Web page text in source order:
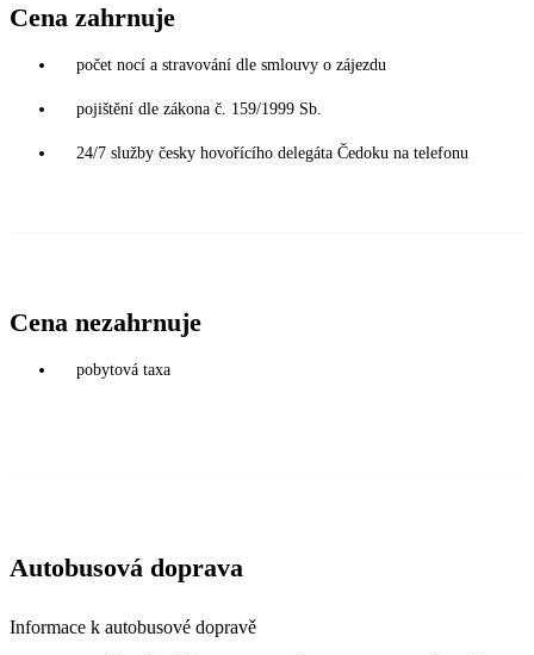
Cena zahrnuje
počet nocí a stravování dle smlouvy o zájezdu
pojištění dle zákona č. 159/1999 Sb.
24/7 služby česky hovořícího delegáta Čedoku na telefonu
Cena nezahrnuje
pobytová taxa
Autobusová doprava
Informace k autobusové dopravě